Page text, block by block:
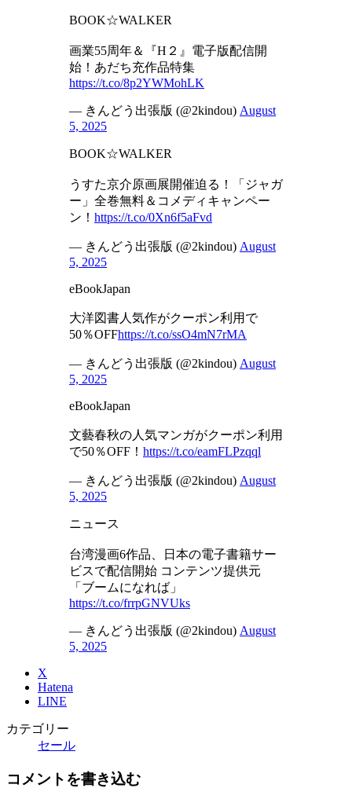
BOOK☆WALKER
画業55周年＆『H２』電子版配信開
始！あだち充作品特集
https://t.co/8p2YWMohLK
— きんどう出張版 (@2kindou) August
5, 2025
BOOK☆WALKER
うすた京介原画展開催迫る！「ジャガ
ー」全巻無料＆コメディキャンペー
ン！ https://t.co/0Xn6f5aFvd
— きんどう出張版 (@2kindou) August
5, 2025
eBookJapan
大洋図書人気作がクーポン利用で
50％OFFhttps://t.co/ssO4mN7rMA
— きんどう出張版 (@2kindou) August
5, 2025
eBookJapan
文藝春秋の人気マンガがクーポン利用
で50％OFF！ https://t.co/eamFLPzqql
— きんどう出張版 (@2kindou) August
5, 2025
ニュース
台湾漫画6作品、日本の電子書籍サー
ビスで配信開始 コンテンツ提供元
「ブームになれば」
https://t.co/frrpGNVUks
— きんどう出張版 (@2kindou) August
5, 2025
X
Hatena
LINE
カテゴリー
セール
コメントを書き込む